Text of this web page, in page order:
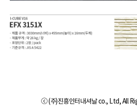
ⓒ (주)진흥인터내셔날 co., Ltd, All